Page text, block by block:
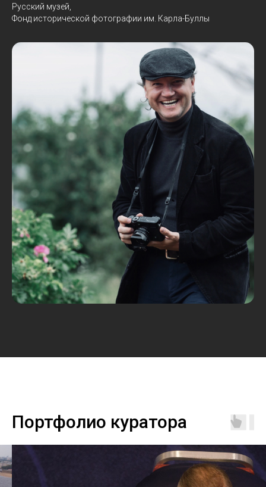
Русский музей,
Фонд исторической фотографии им. Карла-Буллы
Портфолио куратора